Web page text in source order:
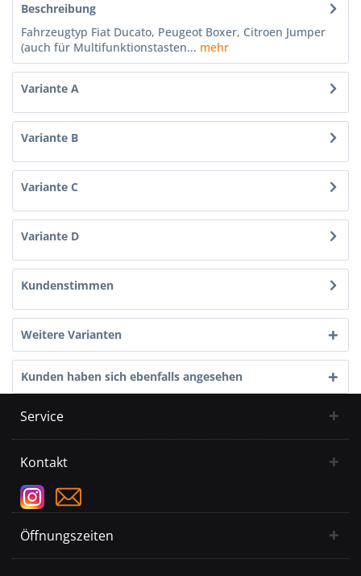
Beschreibung
Fahrzeugtyp Fiat Ducato, Peugeot Boxer, Citroen Jumper
(auch für Multifunktionstasten... mehr
Variante A
Variante B
Variante C
Variante D
Kundenstimmen
Weitere Varianten
Kunden haben sich ebenfalls angesehen
Service
Kontakt
Öffnungszeiten